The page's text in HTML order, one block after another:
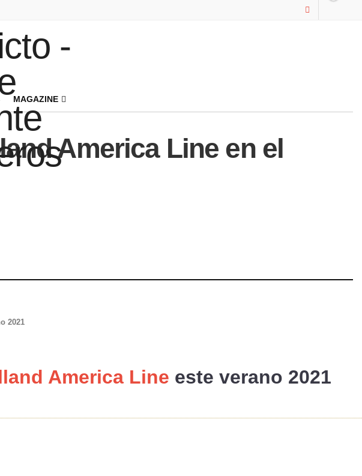
MAGAZINE
America Line en el
2021
America Line este verano 2021